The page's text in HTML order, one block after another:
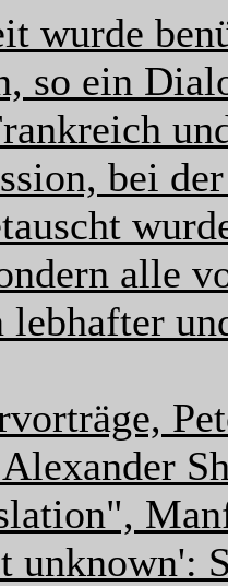
wurde
so ein
bei
alle
unknown':